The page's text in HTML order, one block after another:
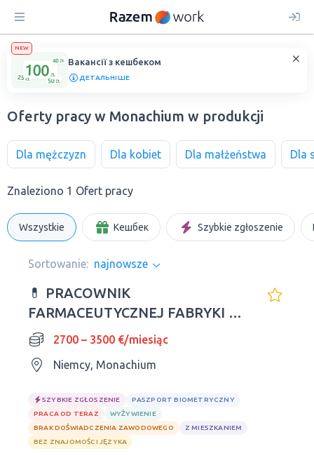
NEW
Вакансії з кешбеком
ДЕТАЛЬНІШЕ
Oferty pracy w Monachium w produkcji
Dla mężczyzn Dla kobiet Dla małżeństwa Dla
Znaleziono 1 Ofert pracy
Wszystkie Кешбек Szybkie zgłoszenie
Sortowanie: najnowsze
💊 PRACOWNIK
FARMACEUTYCZNEJ FABRYKI W
NIEMCZECH
2700 – 3500 €/miesiąc
Niemcy, Monachium
SZYBKIE ZGŁOSZENIE
PASZPORT BIOMETRYCZNY
PRACA OD TERAZ
WYŻYWIENIE
BRAK DOŚWIADCZENIA ZAWODOWEGO
Z MIESZKANIEM
BEZ ZNAJOMOŚCI JĘZYKA